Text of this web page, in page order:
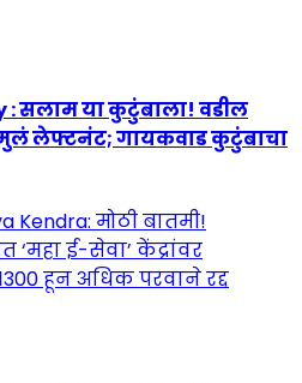
: सलाम या कुटुंबाला! वडील
मुलं लेफ्टनंट; गायकवाड कुटुंबाचा